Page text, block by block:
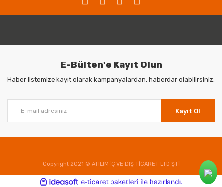
E-Bülten'e Kayıt Olun
Haber listemize kayıt olarak kampanyalardan, haberdar olabilirsiniz.
Kayıt Ol
Copyright 2021 © ATILIM İÇ VE DIŞ TİCARET LTD ŞTİ
ideasoft e-